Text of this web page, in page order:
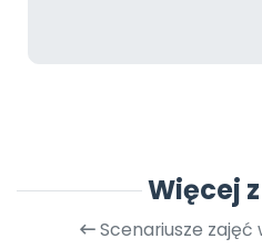
Więcej
Scenariusze zajęć